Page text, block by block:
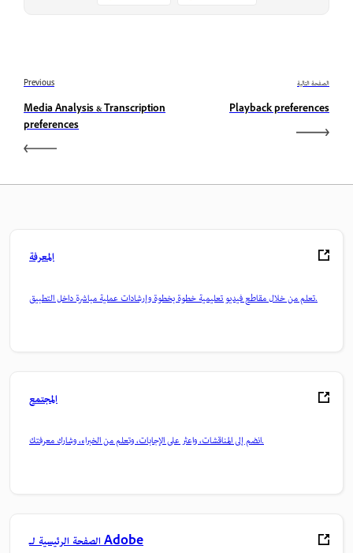
Previous
Media Analysis & Transcription
preferences
الصفحة التالية
Playback preferences
المعرفة
تعلم من خلال مقاطع فيديو تعليمية خطوة بخطوة وإرشادات عملية مباشرة داخل التطبيق.
المجتمع
انضم إلى المناقشات، واعثر على الإجابات، وتعلم من الخبراء، وشارك معرفتك.
الصفحة الرئيسية لـ Adobe